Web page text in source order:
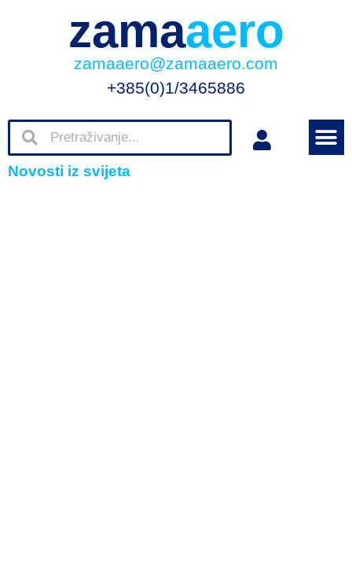
zamaaero
zamaaero@zamaaero.com
+385(0)1/3465886
Novosti iz svijeta